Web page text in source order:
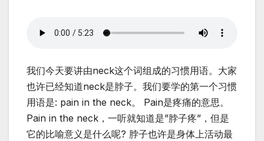
我们今天要讲由neck这个词组成的习惯用语。大家
也许已经知道neck是脖子。我们要学的第一个习惯
用语是: pain in the neck。 Pain是疼痛的意思。
Pain in the neck，一听就知道是”脖子疼”，但是
它的比喻意义是什么呢? 脖子也许是身体上活动最